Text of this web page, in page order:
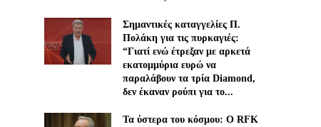
Σημαντικές καταγγελίες Π.
Πολάκη για τις πυρκαγιές:
“Γιατί ενώ έτρεξαν με αρκετά
εκατομμύρια ευρώ να
παραλάβουν τα τρία Diamond,
δεν έκαναν ρούπι για το...
Τα ύστερα του κόσμου: Ο RFK